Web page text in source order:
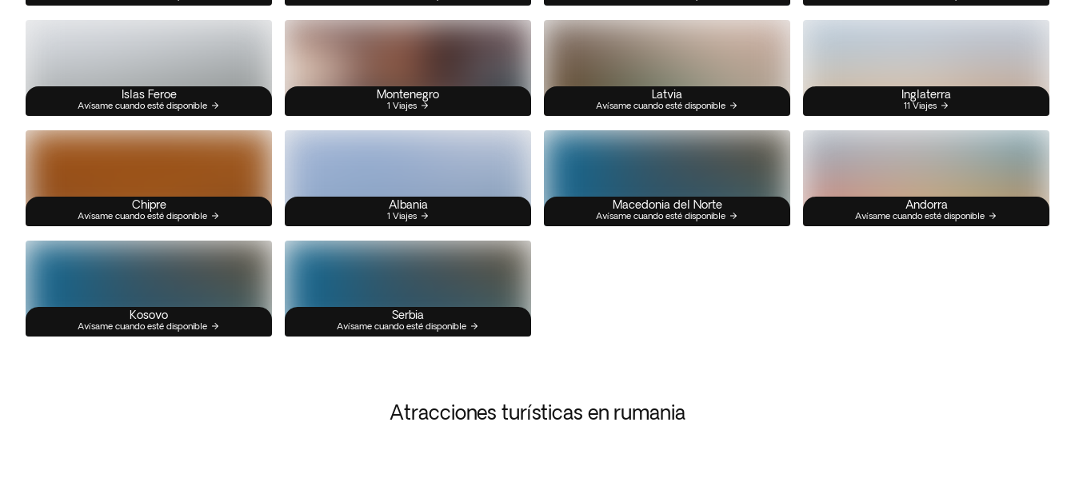
Islas Feroe
Avísame cuando esté disponible
Montenegro
1 Viajes
Latvia
Avísame cuando esté disponible
Inglaterra
11 Viajes
Chipre
Avísame cuando esté disponible
Albania
1 Viajes
Macedonia del Norte
Avísame cuando esté disponible
Andorra
Avísame cuando esté disponible
Kosovo
Avísame cuando esté disponible
Serbia
Avísame cuando esté disponible
Atracciones turísticas en rumania